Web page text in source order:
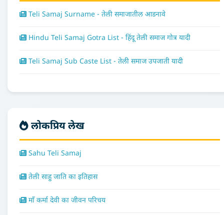
Teli Samaj Surname - तेली समाजातील आडनावे
Hindu Teli Samaj Gotra List - हिंदू तेली समाज गोत्र यादी
Teli Samaj Sub Caste List - तेली समाज उपजाती यादी
लोकप्रिय लेख
Sahu Teli Samaj
तेली साहु जाति का इतिहास
माँ कर्मा देवी का जीवन परिचय